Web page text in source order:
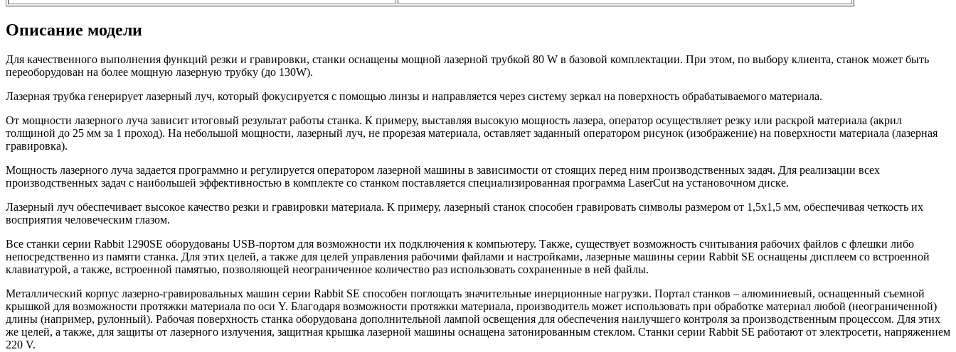
Описание модели
Для качественного выполнения функций резки и гравировки, станки оснащены мощной лазерной трубкой 80 W в базовой комплектации. При этом, по выбору клиента, станок может быть
переоборудован на более мощную лазерную трубку (до 130W).
Лазерная трубка генерирует лазерный луч, который фокусируется с помощью линзы и направляется через систему зеркал на поверхность обрабатываемого материала.
От мощности лазерного луча зависит итоговый результат работы станка. К примеру, выставляя высокую мощность лазера, оператор осуществляет резку или раскрой материала (акрил
толщиной до 25 мм за 1 проход). На небольшой мощности, лазерный луч, не прорезая материала, оставляет заданный оператором рисунок (изображение) на поверхности материала (лазерная
гравировка).
Мощность лазерного луча задается программно и регулируется оператором лазерной машины в зависимости от стоящих перед ним производственных задач. Для реализации всех
производственных задач с наибольшей эффективностью в комплекте со станком поставляется специализированная программа LaserCut на установочном диске.
Лазерный луч обеспечивает высокое качество резки и гравировки материала. К примеру, лазерный станок способен гравировать символы размером от 1,5х1,5 мм, обеспечивая четкость их
восприятия человеческим глазом.
Все станки серии Rabbit 1290SЕ оборудованы USB-портом для возможности их подключения к компьютеру. Также, существует возможность считывания рабочих файлов с флешки либо
непосредственно из памяти станка. Для этих целей, а также для целей управления рабочими файлами и настройками, лазерные машины серии Rabbit SE оснащены дисплеем со встроенной
клавиатурой, а также, встроенной памятью, позволяющей неограниченное количество раз использовать сохраненные в ней файлы.
Металлический корпус лазерно-гравировальных машин серии Rabbit SE способен поглощать значительные инерционные нагрузки. Портал станков – алюминиевый, оснащенный съемной
крышкой для возможности протяжки материала по оси Y. Благодаря возможности протяжки материала, производитель может использовать при обработке материал любой (неограниченной)
длины (например, рулонный). Рабочая поверхность станка оборудована дополнительной лампой освещения для обеспечения наилучшего контроля за производственным процессом. Для этих
же целей, а также, для защиты от лазерного излучения, защитная крышка лазерной машины оснащена затонированным стеклом. Станки серии Rabbit SE работают от электросети, напряжением
220 V.